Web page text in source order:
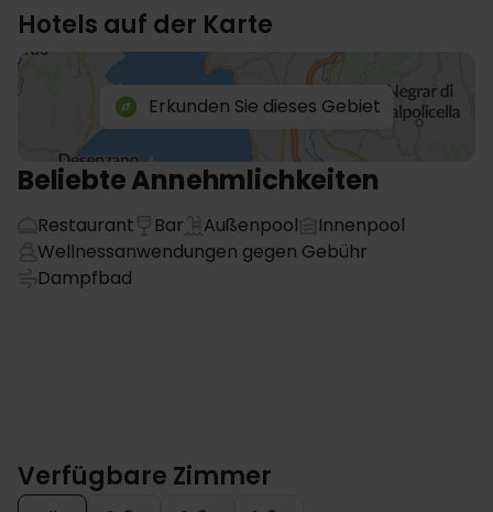
Hotels auf der Karte
Erkunden Sie dieses Gebiet
Beliebte Annehmlichkeiten
Restaurant Bar Außenpool
Innenpool
Wellnessanwendungen gegen Gebühr
Dampfbad
Verfügbare Zimmer